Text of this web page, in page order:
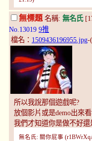
無標題 名稱: 無名氏
No.13019 9推
檔名： 1509436196955.jpg-
所以我說那個遊戲呢?
放個影片或是demo出來
我們才知道你是做不好
無名氏: 關你屁事